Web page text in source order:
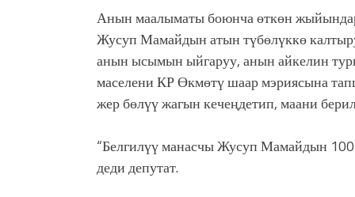
Анын маалыматы боюнча өткөн
Жусуп Мамайдын атын түбөлүккө
анын ысымын ыйгаруу, анын айкелин
маселени КР Өкмөтү шаар мэриясына
жер бөлүү жагын кечеңдетип, маани
“Белгилүү манасчы Жусуп Мамайдын
деди депутат.